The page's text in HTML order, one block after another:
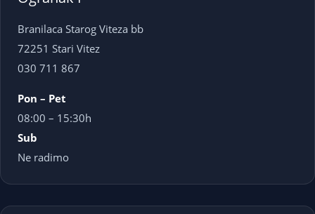
Branilaca Starog Viteza bb
72251 Stari Vitez
030 711 867
Pon – Pet
08:00 – 15:30h
Sub
Ne radimo